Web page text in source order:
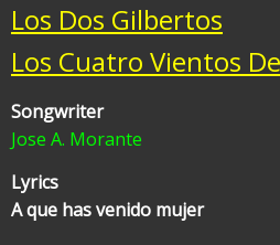
Los Dos Gilbertos
Los Cuatro Vientos
Songwriter
Jose A. Morante
Lyrics
A que has venido mujer